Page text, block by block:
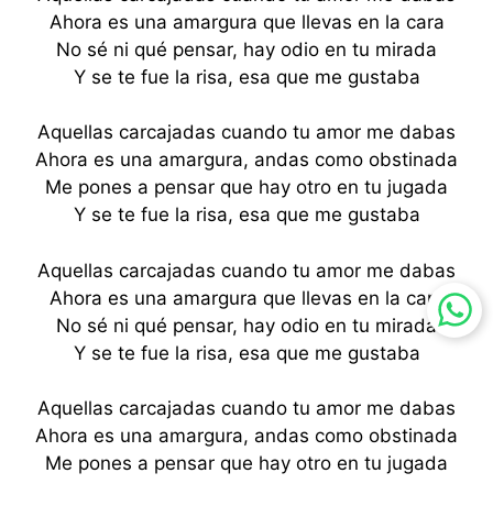
Ahora es una amargura que llevas en la cara
No sé ni qué pensar, hay odio en tu mirada
Y se te fue la risa, esa que me gustaba
Aquellas carcajadas cuando tu amor me dabas
Ahora es una amargura, andas como obstinada
Me pones a pensar que hay otro en tu jugada
Y se te fue la risa, esa que me gustaba
Aquellas carcajadas cuando tu amor me dabas
Ahora es una amargura que llevas en la cara
No sé ni qué pensar, hay odio en tu mirada
Y se te fue la risa, esa que me gustaba
Aquellas carcajadas cuando tu amor me dabas
Ahora es una amargura, andas como obstinada
Me pones a pensar que hay otro en tu jugada